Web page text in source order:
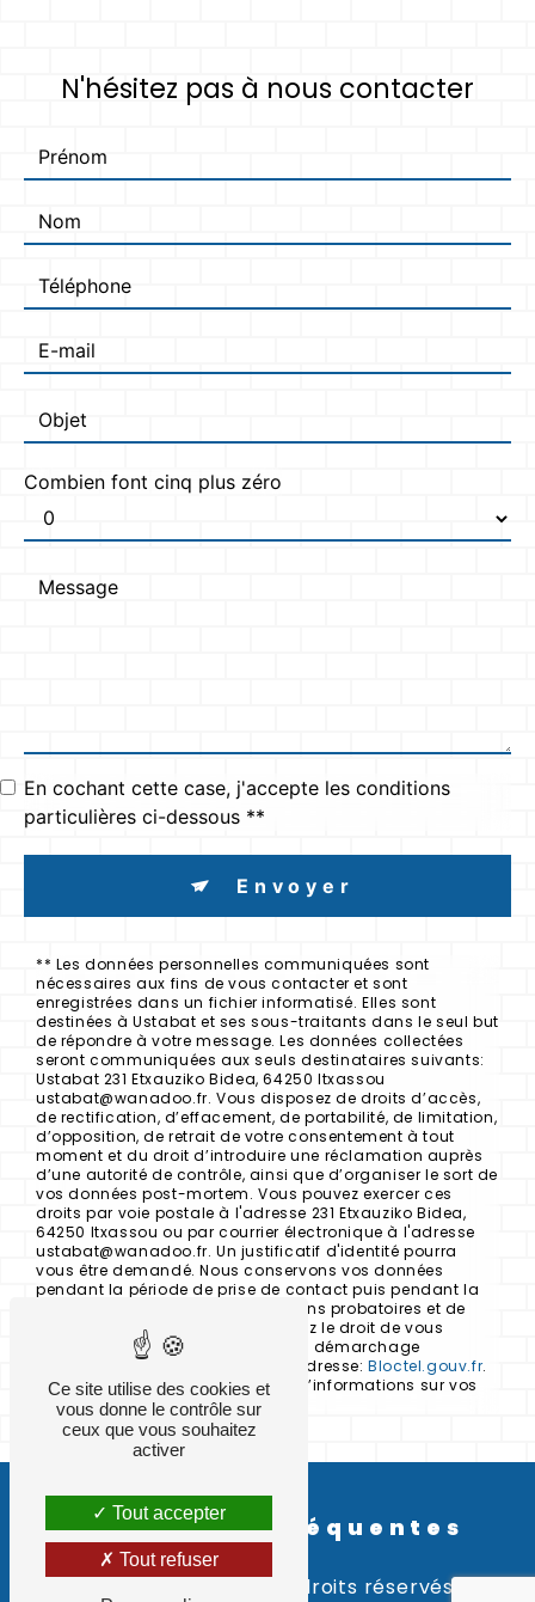
N'hésitez pas à nous contacter
Combien font cinq plus zéro
En cochant cette case, j'accepte les conditions
particulières ci-dessous **
Envoyer
** Les données personnelles communiquées sont
nécessaires aux fins de vous contacter et sont
enregistrées dans un fichier informatisé. Elles sont
destinées à Ustabat et ses sous-traitants dans le seul but
de répondre à votre message. Les données collectées
seront communiquées aux seuls destinataires suivants:
Ustabat 231 Etxauziko Bidea, 64250 Itxassou
ustabat@wanadoo.fr. Vous disposez de droits d’accès,
de rectification, d’effacement, de portabilité, de limitation,
d’opposition, de retrait de votre consentement à tout
moment et du droit d’introduire une réclamation auprès
d’une autorité de contrôle, ainsi que d’organiser le sort de
vos données post-mortem. Vous pouvez exercer ces
droits par voie postale à l'adresse 231 Etxauziko Bidea,
64250 Itxassou ou par courrier électronique à l'adresse
ustabat@wanadoo.fr. Un justificatif d'identité pourra
vous être demandé. Nous conservons vos données
pendant la période de prise de contact puis pendant la
durée de prescription légale aux fins probatoires et de
gestion des contentieux. Vous avez le droit de vous
inscrire sur la liste d'opposition au démarchage
téléphonique, disponible à cette adresse:Bloctel.gouv.fr.
Consultez le site cnil.fr pour plus d’informations sur vos
droits.
Recherches fréquentes
- 2026 - Tous droits réservés -
Ce site utilise des cookies et
vous donne le contrôle sur
ceux que vous souhaitez
activer
Tout accepter
Tout refuser